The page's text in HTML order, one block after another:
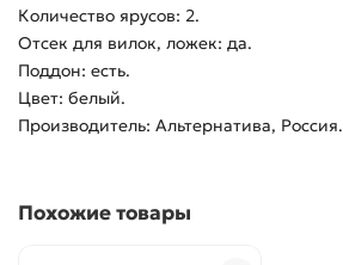
Количество ярусов: 2.
Отсек для вилок, ложек: да.
Поддон: есть.
Цвет: белый.
Производитель: Альтернатива, Россия.
Похожие товары